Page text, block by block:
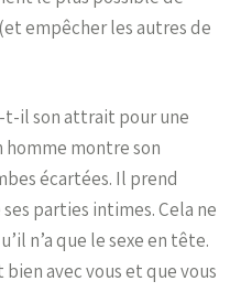
empêcher les autres de
il son attrait pour une
montre son
écartées. Il prend
parties intimes. Cela ne
n’a que le sexe en tête.
avec vous et que vous